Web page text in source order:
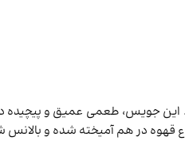
این جویس، طعمی عمیق و پیچیده
قهوه در هم آمیخته شده و